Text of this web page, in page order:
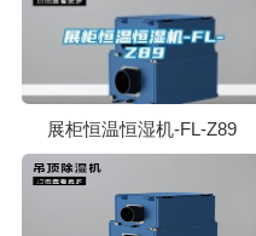
展柜恒温恒湿机-FL-Z89